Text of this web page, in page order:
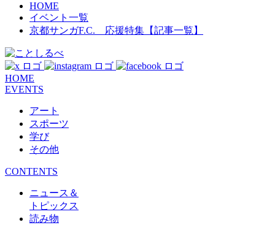
HOME
イベント一覧
京都サンガF.C. 応援特集【記事一覧】
HOME
EVENTS
アート
スポーツ
学び
その他
CONTENTS
ニュース＆
トピックス
読み物